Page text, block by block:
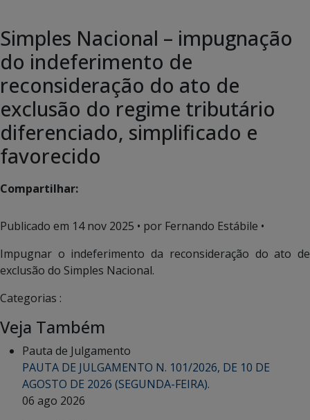
Simples Nacional – impugnação
do indeferimento de
reconsideração do ato de
exclusão do regime tributário
diferenciado, simplificado e
favorecido
Compartilhar:
Publicado em 14 nov 2025 • por Fernando Estábile •
Impugnar o indeferimento da reconsideração do ato de
exclusão do Simples Nacional.
Categorias :
Veja Também
Pauta de Julgamento
PAUTA DE JULGAMENTO N. 101/2026, DE 10 DE
AGOSTO DE 2026 (SEGUNDA-FEIRA).
06 ago 2026